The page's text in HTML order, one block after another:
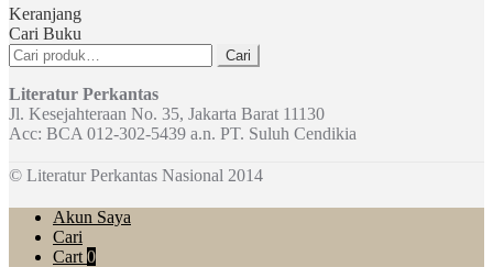
Keranjang
Cari Buku
Pencarian
untuk:
Cari
Literatur Perkantas
Jl. Kesejahteraan No. 35, Jakarta Barat 11130
Acc: BCA 012-302-5439 a.n. PT. Suluh Cendikia
© Literatur Perkantas Nasional 2014
Akun Saya
Cari
Cart 0